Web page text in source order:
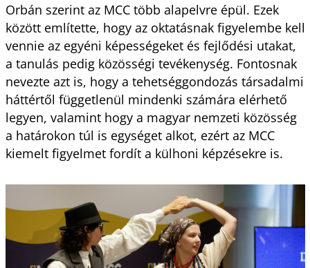
Orbán szerint az MCC több alapelvre épül. Ezek
között említette, hogy az oktatásnak figyelembe kell
vennie az egyéni képességeket és fejlődési utakat,
a tanulás pedig közösségi tevékenység. Fontosnak
nevezte azt is, hogy a tehetséggondozás társadalmi
háttértől függetlenül mindenki számára elérhető
legyen, valamint hogy a magyar nemzeti közösség
a határokon túl is egységet alkot, ezért az MCC
kiemelt figyelmet fordít a külhoni képzésekre is.